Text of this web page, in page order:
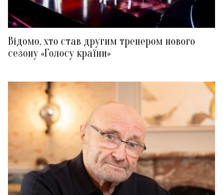
Відомо, хто став другим тренером нового
сезону «Голосу країни»